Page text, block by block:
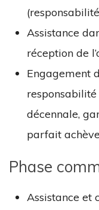
Assistance
réception de
Engagement
décennale,
parfait
Phase
Assistance et